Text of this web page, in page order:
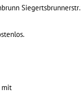
mit